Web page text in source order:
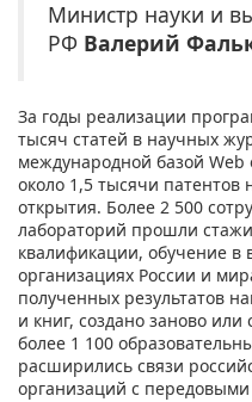
Министр науки и
РФ Валерий
За годы реализации
тысяч статей в научных
международной базой Web
около 1,5 тысячи
открытия. Более 2 500
лабораторий прошли
квалификации, обучение в
организациях России и
полученных результатов
и книг, создано заново
более 1 100
расширились связи
организаций с